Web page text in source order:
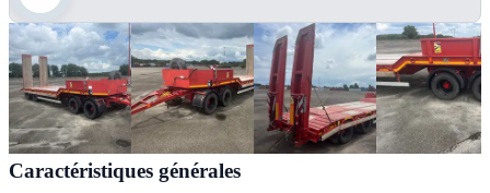
Caractéristiques générales